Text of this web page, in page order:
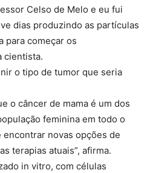
Celso de Melo e eu fui
dias produzindo as partículas
para começar os
cientista.
o tipo de tumor que seria
o câncer de mama é um dos
feminina em todo o
novas opções de
terapias atuais”, afirma.
in vitro, com células